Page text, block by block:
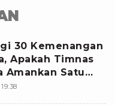
30 Kemenangan
Apakah Timnas
Amankan Satu
AFF 2026?